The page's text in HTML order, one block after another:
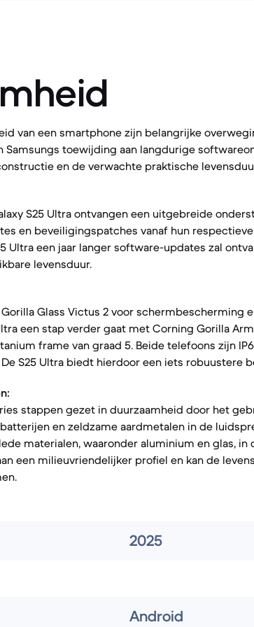
van een smartphone zijn belangrijke
Samsungs toewijding aan langdurige
en de verwachte praktische
S25 Ultra ontvangen een uitgebreide
en beveiligingspatches vanaf hun
Ultra een jaar langer software-updates zal
levensduur.
Gorilla Glass Victus 2 voor schermbescherming
een stap verder gaat met Corning Gorilla
frame van graad 5. Beide telefoons zijn
S25 Ultra biedt hierdoor een iets robuustere
stappen gezet in duurzaamheid door het
en zeldzame aardmetalen in de
materialen, waaronder aluminium en glas, in
een milieuvriendelijker profiel en kan de
2025
Android